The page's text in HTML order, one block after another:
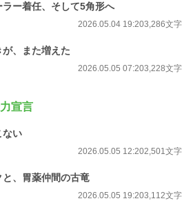
ー着任、そして5角形へ
2026.05.04 19:203,286文字
、また増えた
2026.05.05 07:203,228文字
宣言
い
2026.05.05 12:202,501文字
、胃薬仲間の古竜
2026.05.05 19:203,112文字